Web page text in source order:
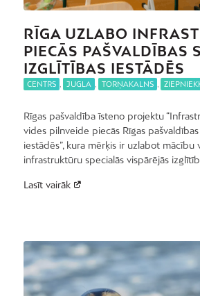
RĪGA UZLABO
PIECĀS PAŠVALDĪBAS
IZGLĪTĪBAS IESTĀDĒS
CENTRS , JUGLA , TORŅAKALNS ,
Rīgas pašvaldība īsteno projektu
vides pilnveide piecās Rīgas
iestādēs”, kura mērķis ir uzlabot mācību
infrastruktūru specialās vispārējās
Lasīt vairāk